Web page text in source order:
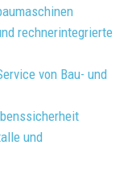
rechnerintegrierte
von Bau- und
und